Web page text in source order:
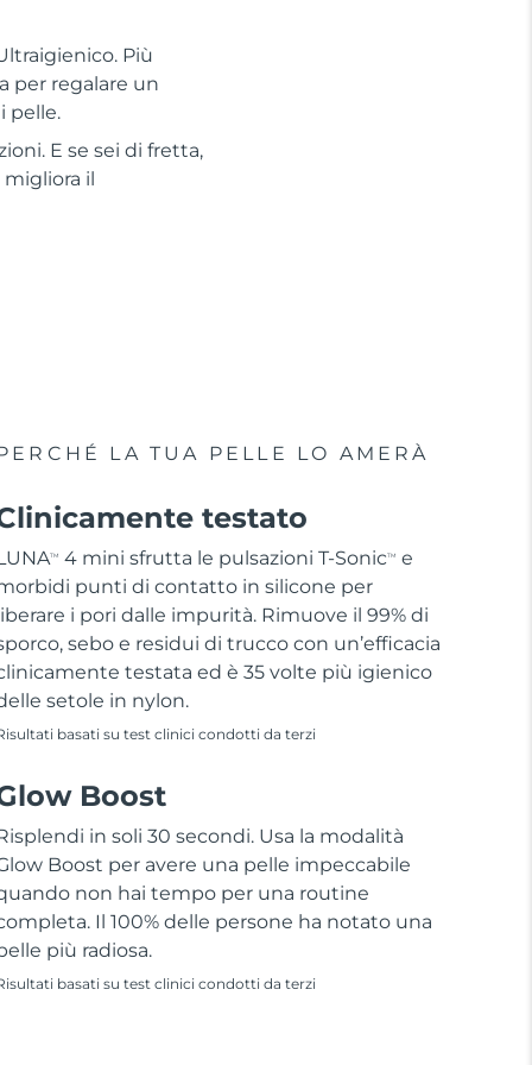
Più
per regalare un
pelle.
E se sei di fretta,
il
LA TUA PELLE LO AMERÀ
testato
TM 4 mini sfrutta le pulsazioni T-SonicTM
e
punti di contatto in silicone per
i pori dalle impurità. Rimuove il 99% di
sebo e residui di trucco con un’efficacia
testata ed è 35 volte più igienico
setole in nylon.
basati su test clinici condotti da terzi
Boost
in soli 30 secondi. Usa la modalità
Boost per avere una pelle impeccabile
non hai tempo per una routine
Il 100% delle persone ha notato una
più radiosa.
basati su test clinici condotti da terzi